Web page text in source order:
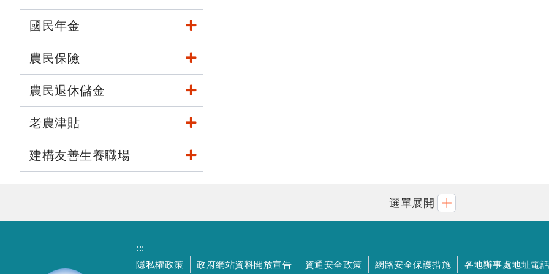
國民年金
農民保險
農民退休儲金
老農津貼
建構友善生養職場
選單展開
:::
隱私權政策
政府網站資料開放宣告 資通安全政策 網路安全保護措施 各地辦事處地址電話